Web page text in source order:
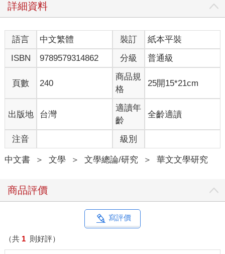
在一段親密關係中，如果能夠給予對方足夠的安全感，就能讓彼
此的關係處於安心狀態，而不是常常被困在恐懼、害怕、忐忑不
安的情緒泥淖裡。如果妳願意坦然分享自己內心的脆弱與無助，
說不定會讓對方更能理解妳所面對的處境。
心理大師薩提爾提出的冰山理論（Iceberg Theory），解釋了人類
行為的內在經驗與外在歷程不一致的種種原因。我們可以從對方
行為的表現（冰山上方），找到問題背後的成因，避免治標不治
本；透過冰山下的情緒探索，層層向下挖掘，探究事件背後的心
智模式，接近行為或問題的本質，找尋根本的解決之道。
面對剪不斷、理還亂的愛情，我們若能坦率一點，往往就不會卡
關，坦白與溝通更容易找到彼此面對困難的應對方法。一如薩提
爾的信念：「改變是可能的，即使外在的改變有限，內在的改變
還是可能的。」
被譽為愛國詩人的陸游，在愛情上的表現並不勇敢，面對舊有傳
統的束縛與媽寶的枷鎖，選擇以閃躲與逃避來處理與心愛的人之
難以撫平的傷痕。
陸游的曖昧讓唐琬受盡委屈，猜忌與誤解是愛情變色的元兇。唯
若磐石，不受他人耳語而動搖，活出自在與愜意的相愛人生。
女神駕到，上演甜寵戲
詳細資料
語言 中文繁體 裝訂
紙本平裝
ISBN
9789579314862 分級 普通級
頁數 240
商品規
格
25開15*21cm
出版地 台灣
適讀年
齡
全齡適讀
注音 級別
中文書 ＞ 文學 ＞ 文學總論/研究 ＞ 華文文學研究
商品評價
寫評價
（共 1 則好評）